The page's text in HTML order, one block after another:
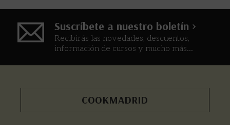
Suscríbete a nuestro boletín >
Recibirás las novedades, descuentos,
información de cursos y mucho más...
COOKMADRID